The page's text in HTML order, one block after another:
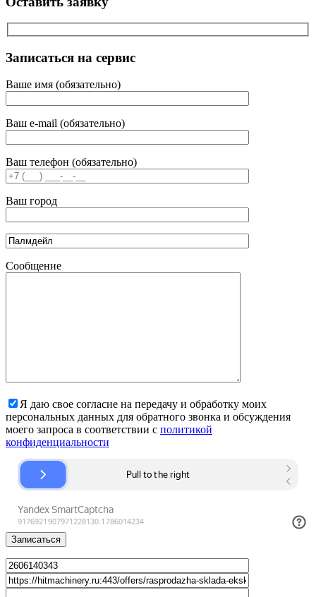
Записаться на сервис
Ваше имя (обязательно)
Ваш e-mail (обязательно)
Ваш телефон (обязательно)
Ваш город
Сообщение
Я даю свое согласие на передачу и обработку моих
персональных данных для обратного звонка и обсуждения
моего запроса в соответствии с политикой
конфиденциальности